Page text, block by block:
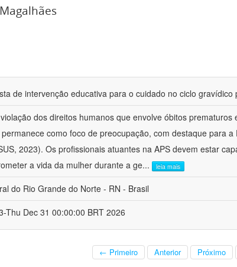
de intervenção educativa para o cuidado no ciclo gravídico
dos direitos humanos que envolve óbitos prematuros
como foco de preocupação, com destaque para a
2023). Os profissionais atuantes na APS devem estar
a vida da mulher durante a ge... leia mais
do Rio Grande do Norte - RN - Brasil
Thu Dec 31 00:00:00 BRT 2026
← Primeiro Anterior Próximo